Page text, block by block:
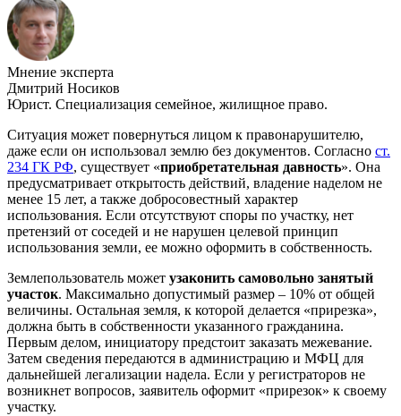
Мнение эксперта
Дмитрий Носиков
Юрист. Специализация семейное, жилищное право.
Ситуация может повернуться лицом к правонарушителю,
даже если он использовал землю без документов. Согласно ст.
234 ГК РФ, существует «приобретательная давность». Она
предусматривает открытость действий, владение наделом не
менее 15 лет, а также добросовестный характер
использования. Если отсутствуют споры по участку, нет
претензий от соседей и не нарушен целевой принцип
использования земли, ее можно оформить в собственность.
Землепользователь может узаконить самовольно занятый
участок. Максимально допустимый размер – 10% от общей
величины. Остальная земля, к которой делается «прирезка»,
должна быть в собственности указанного гражданина.
Первым делом, инициатору предстоит заказать межевание.
Затем сведения передаются в администрацию и МФЦ для
дальнейшей легализации надела. Если у регистраторов не
возникнет вопросов, заявитель оформит «прирезок» к своему
участку.